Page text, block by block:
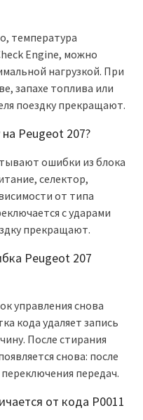
температура
Engine, можно
нагрузкой. При
запахе топлива или
поездку прекращают.
Peugeot 207?
ошибки из блока
селектор,
от типа
с ударами
прекращают.
Peugeot 207
управления снова
кода удаляет запись
После стирания
снова: после
передач.
от кода P0011